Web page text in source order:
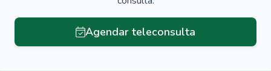
Agendar teleconsulta